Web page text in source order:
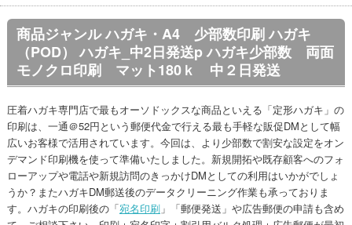
商品ジャンル ハガキ・A4 少部数印刷 ハガキ
（POD） ハガキ_中2日発送p ハガキ少部数 両面
モノクロ印刷 マット180ｋ 中２日発送
圧着ハガキ専門店で最もオーソドックスな商品といえる「定形ハガキ」の
印刷は、一通＠52円という郵便代金で行える最も手軽な販促DMとして幅
広いお客様で活用されています。今回は、より少部数で割安な設定をオン
デマンド印刷機を使って準備いたしました。新規開拓や既存顧客へのフォ
ローアップや電話や新規訪問のきっかけDMとしての利用はいかがでしょ
うか？またハガキDM郵送後のデータクリーニング作業も承っておりま
す。ハガキの印刷後の「宛名印刷」「郵便発送」や広告郵便の申請も含め